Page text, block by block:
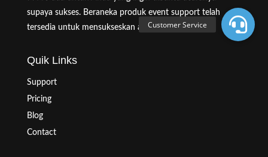
supaya sukses. Beraneka produk event support telah
tersedia untuk mensukseskan acara Anda.
Quik Links
Support
Pricing
Blog
Contact